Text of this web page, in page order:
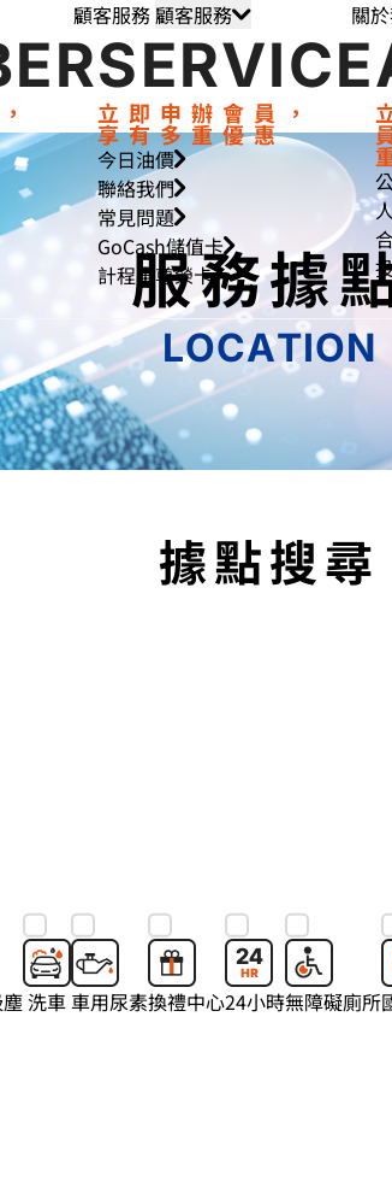
顧客服務
顧客服務顧客服務
SERVICE
立即申辦會員，
享有多重優惠
今日油價
聯絡我們
常見問題
GoCash儲值卡
計程車尊榮卡
關
關
服務據
LOCATION
據點搜尋
洗車車用尿素換禮中心24小時無障礙廁所